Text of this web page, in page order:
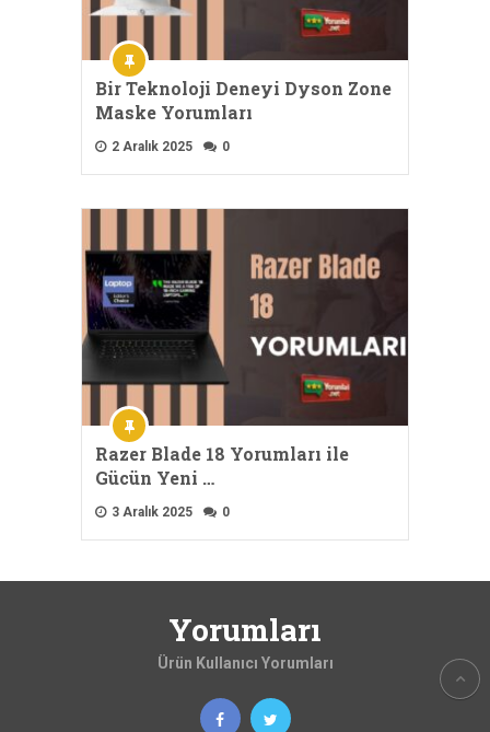
Bir Teknoloji Deneyi Dyson Zone
Maske Yorumları
2 Aralık 2025 0
Razer Blade 18 Yorumları ile
Gücün Yeni …
3 Aralık 2025 0
Yorumları
Ürün Kullanıcı Yorumları